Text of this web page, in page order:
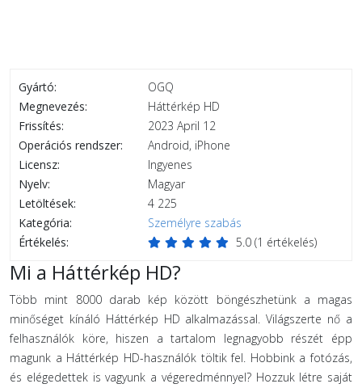
Gyártó:
OGQ
Megnevezés:
Háttérkép HD
Frissítés:
2023 April 12
Operációs rendszer:
Android, iPhone
Licensz:
Ingyenes
Nyelv:
Magyar
Letöltések:
4 225
Kategória:
Személyre szabás
Értékelés:
5.0 (1 értékelés)
Mi a Háttérkép HD?
Több mint 8000 darab kép között böngészhetünk a magas
minőséget kínáló Háttérkép HD alkalmazással. Világszerte nő a
felhasználók köre, hiszen a tartalom legnagyobb részét épp
magunk a Háttérkép HD-használók töltik fel. Hobbink a fotózás,
és elégedettek is vagyunk a végeredménnyel? Hozzuk létre saját